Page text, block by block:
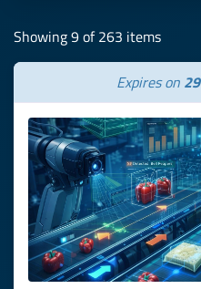
Showing 9 of 263 items
Expires on